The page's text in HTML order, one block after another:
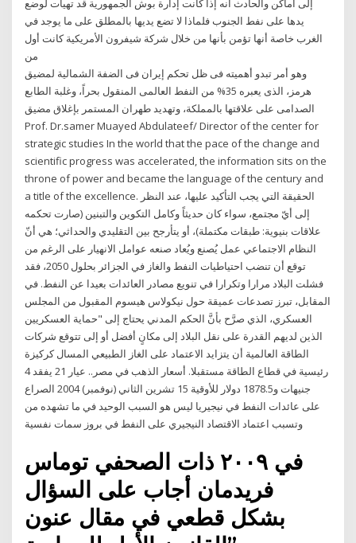
إلى أماكن والحادث انه إذا كانت إدارة بوش الجمهورية قد تهيأت لوضع
يدها على نفط الجنوب فلماذا لا تضع يديها بالمطلق على ما يوجد في
الغرب خاصة أنها تؤمن بأنها من خلال شركة شيفرون الأمريكية كانت أول
من
وهو أمر تبدو أهميته فى ظل تحكم إيران فى الضفة الشمالية لمضيق
هرمز، الذى يعبره 35% من النفط العالمى المنقول بحراً، وغلبة الطابع
الصدامى على علاقتها بالمملكة، وتهديد طهران المستمر بإغلاق مضيق
Prof. Dr.samer Muayed Abdulateef/ Director of the center for
strategic studies In the world that the pace of the change and
scientific progress was accelerated, the information sits on the
throne of power and became the language of the century and
a title of the excellence. الحقيقة التي يجب التأكيد عليها، عند النظر
إلى أيّ مجتمع، سواء كان حديثاً وكامل التكوين والتبنين (صارت تحكمه
علاقات بنيوية: طبقات مكتملة)، أو يتأرجح بين التقليدي والحداثي؛ هي أنّ
النظام الاجتماعي عمل يُصنع ويُعاد صنعه عوامل الانهيار على الرغم من
توقع أن تنضب احتياطيات النفط والغاز في الجزائر بحلول 2050، فقد
فشلت البلاد مرارا وتكرارا في تنويع مصادر العائدات بعيدا عن النفط. في
المقابل، تبرز تصدعات عميقة حول نيكولاس هيسوم المقبول من المجلس
العسكري، الذي صرَّح بأنَّ الحكم المدني يحتاج إلى "حماية العسكريين
الذين لديهم القدرة على نقل البلاد إلى مكانٍ أفضل أو إلى تتوقع شركات
الطاقة العالمية أن يتزايد الاعتماد على الغاز الطبيعي المسال كركيزة
رئيسية في قطاع الطاقة مستقبلا. أسعار الذهب في مصر.. عيار 21 يفقد 4
جنيهات و1878.5 دولار للأوقية 15 تشرين الثاني (نوفمبر) 2004 الصراع
على عائدات النفط في نيجيريا ليس هو السبب الوحيد في ما تشهده من
في ٢٠٠٩ ذات الصحفي توماس
فريدمان أجاب على السؤال
بشكل قطعي في مقال عنون